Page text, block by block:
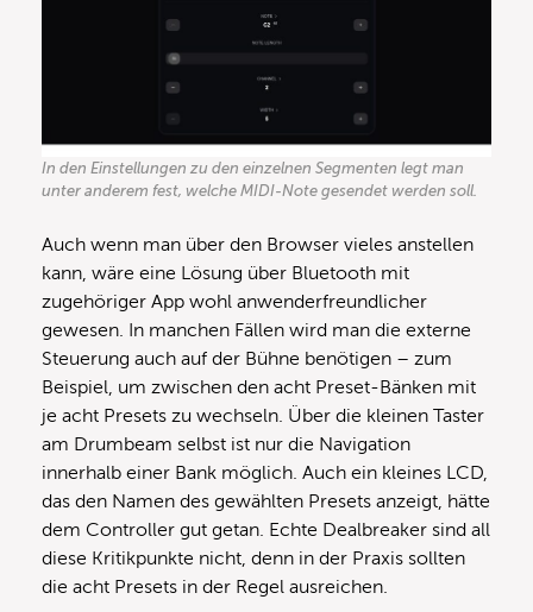
In den Einstellungen zu den einzelnen Segmenten legt man
unter anderem fest, welche MIDI-Note gesendet werden soll.
Auch wenn man über den Browser vieles anstellen
kann, wäre eine Lösung über Bluetooth mit
zugehöriger App wohl anwenderfreundlicher
gewesen. In manchen Fällen wird man die externe
Steuerung auch auf der Bühne benötigen – zum
Beispiel, um zwischen den acht Preset-Bänken mit
je acht Presets zu wechseln. Über die kleinen Taster
am Drumbeam selbst ist nur die Navigation
innerhalb einer Bank möglich. Auch ein kleines LCD,
das den Namen des gewählten Presets anzeigt, hätte
dem Controller gut getan. Echte Dealbreaker sind all
diese Kritikpunkte nicht, denn in der Praxis sollten
die acht Presets in der Regel ausreichen.